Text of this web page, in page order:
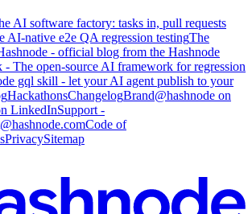
AI software factory: tasks in, pull requests
AI-native e2e QA regression testingThe
- official blog from the Hashnode
- The open-source AI framework for regression
gql skill - let your AI agent publish to your
HackathonsChangelogBrand@hashnode on
LinkedInSupport -
Code of
PrivacySitemap